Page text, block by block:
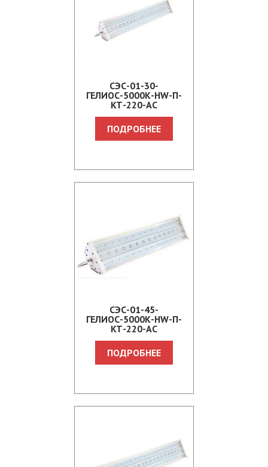
СЭС-01-30-
ГЕЛИОС-5000К-HW-П-
КТ-220-АС
ПОДРОБНЕЕ
СЭС-01-45-
ГЕЛИОС-5000К-HW-П-
КТ-220-АС
ПОДРОБНЕЕ